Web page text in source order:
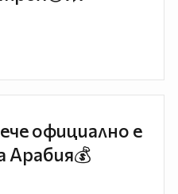
официално е
Арабия💰